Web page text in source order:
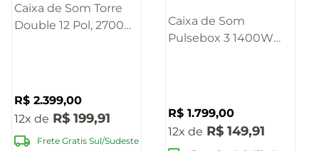
Caixa de Som Torre
Double 12 Pol, 2700W
R$ 2.399,00
12
R$ 199,91
Frete Gratis Sul/Sudeste
Caixa de Som
Pulsebox 3 1400W
R$ 1.799,00
12
R$ 149,91